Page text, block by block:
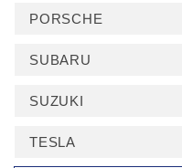
PORSCHE
SUBARU
SUZUKI
TESLA